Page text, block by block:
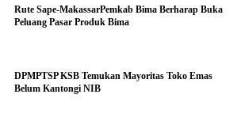
Rute Sape-MakassarPemkab Bima Berharap Buka
Peluang Pasar Produk Bima
DPMPTSP KSB Temukan Mayoritas Toko Emas
Belum Kantongi NIB